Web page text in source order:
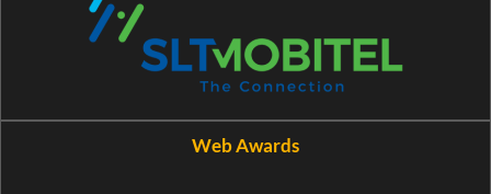
Web Awards